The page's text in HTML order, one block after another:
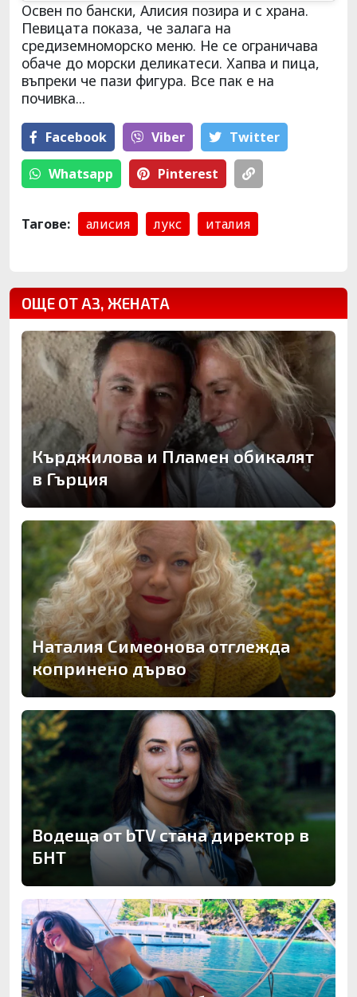
Освен по бански, Алисия позира и с храна.
Певицата показа, че залага на
средиземноморско меню. Не се ограничава
обаче до морски деликатеси. Хапва и пица,
въпреки че пази фигура. Все пак е на
почивка...
Facebook Viber Тwitter
Whatsapp Pinterest
Тагове: алисия лукс италия
ОЩЕ ОТ АЗ, ЖЕНАТА
Кърджилова и Пламен обикалят
в Гърция
Наталия Симеонова отглежда
копринено дърво
Водеща от bTV стана директор в
БНТ